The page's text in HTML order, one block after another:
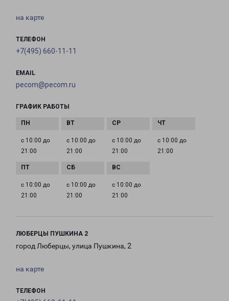
на карте
ТЕЛЕФОН
+7(495) 660-11-11
EMAIL
pecom@pecom.ru
ГРАФИК РАБОТЫ
с 10:00 до
21:00
с 10:00 до
21:00
с 10:00 до
21:00
с 10:00 до
21:00
с 10:00 до
21:00
с 10:00 до
21:00
с 10:00 до
21:00
ЛЮБЕРЦЫ ПУШКИНА 2
город Люберцы, улица Пушкина, 2
на карте
ТЕЛЕФОН